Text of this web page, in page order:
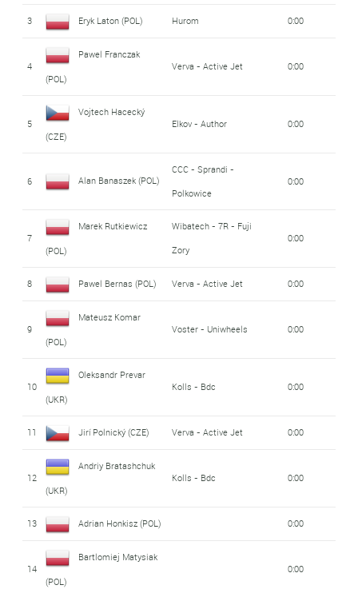
3 Eryk Laton (POL) Hurom 0:00
4
Pawel Franczak
(POL)
Verva - Active Jet 0:00
5
Vojtech Hacecký
(CZE)
Elkov - Author 0:00
6 Alan Banaszek (POL)
CCC - Sprandi -
Polkowice
0:00
7
Marek Rutkiewicz
(POL)
Wibatech - 7R - Fuji
Zory
0:00
8 Pawel Bernas (POL) Verva - Active Jet 0:00
9
Mateusz Komar
(POL)
Voster - Uniwheels 0:00
10
Oleksandr Prevar
(UKR)
Kolls - Bdc 0:00
11 Jirí Polnický (CZE) Verva - Active Jet 0:00
12
Andriy Bratashchuk
(UKR)
Kolls - Bdc 0:00
13 Adrian Honkisz (POL) 0:00
14
Bartlomiej Matysiak
(POL)
0:00